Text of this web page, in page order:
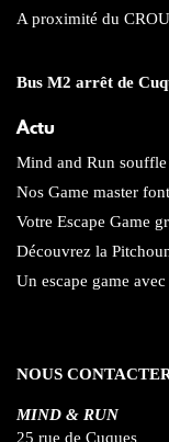
A proximité du
Bus M2 arrêt de
Actu
Mind and Run souffle
Nos Game master
Votre Escape Game
Découvrez la
Un escape game
NOUS
MIND & RUN
25 rue de Cuques